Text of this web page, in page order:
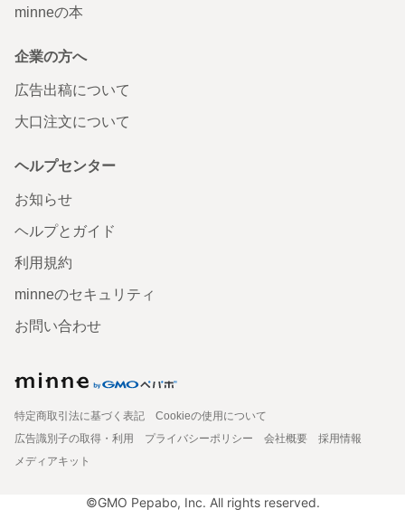
minneの本
企業の方へ
広告出稿について
大口注文について
ヘルプセンター
お知らせ
ヘルプとガイド
利用規約
minneのセキュリティ
お問い合わせ
特定商取引法に基づく表記
Cookieの使用について
広告識別子の取得・利用
プライバシーポリシー 会社概要
採用情報
メディアキット
©GMO Pepabo, Inc. All rights reserved.